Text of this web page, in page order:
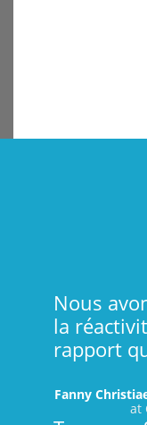
Nous
la
rapport
Fanny
at